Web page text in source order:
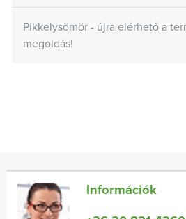
Pikkelysömör - újra elérhető a
megoldás!
Információk